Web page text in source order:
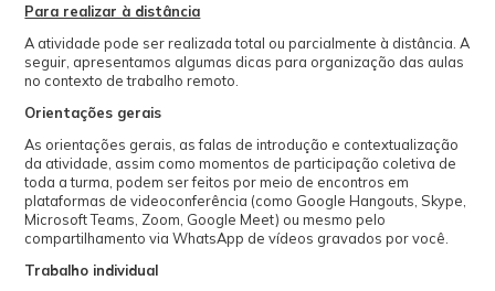
Para realizar à distância
A atividade pode ser realizada total ou parcialmente à distância. A
seguir, apresentamos algumas dicas para organização das aulas
no contexto de trabalho remoto.
Orientações gerais
As orientações gerais, as falas de introdução e contextualização
da atividade, assim como momentos de participação coletiva de
toda a turma, podem ser feitos por meio de encontros em
plataformas de videoconferência (como Google Hangouts, Skype,
Microsoft Teams, Zoom, Google Meet) ou mesmo pelo
compartilhamento via WhatsApp de vídeos gravados por você.
Trabalho individual